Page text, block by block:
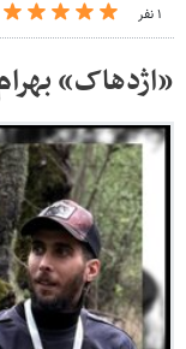
۱ نفر
«اژدهاک»